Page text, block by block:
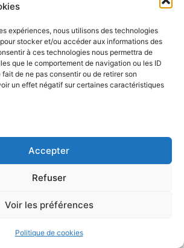
expériences, nous utilisons des technologies
stocker et/ou accéder aux informations des
à ces technologies nous permettra de
que le comportement de navigation ou les ID
de ne pas consentir ou de retirer son
un effet négatif sur certaines caractéristiques
Accepter
Refuser
Voir les préférences
Politique de cookies